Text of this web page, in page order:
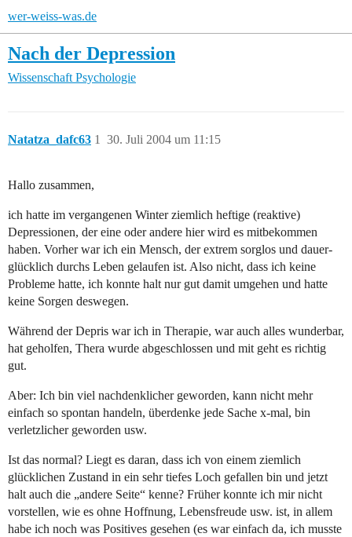
wer-weiss-was.de
Nach der Depression
Wissenschaft Psychologie
Natatza_dafc63 30. Juli 2004 um 11:15
1
Hallo zusammen,
ich hatte im vergangenen Winter ziemlich heftige (reaktive)
Depressionen, der eine oder andere hier wird es mitbekommen
haben. Vorher war ich ein Mensch, der extrem sorglos und dauer-
glücklich durchs Leben gelaufen ist. Also nicht, dass ich keine
Probleme hatte, ich konnte halt nur gut damit umgehen und hatte
keine Sorgen deswegen.
Während der Depris war ich in Therapie, war auch alles wunderbar,
hat geholfen, Thera wurde abgeschlossen und mit geht es richtig
gut.
Aber: Ich bin viel nachdenklicher geworden, kann nicht mehr
einfach so spontan handeln, überdenke jede Sache x-mal, bin
verletzlicher geworden usw.
Ist das normal? Liegt es daran, dass ich von einem ziemlich
glücklichen Zustand in ein sehr tiefes Loch gefallen bin und jetzt
halt auch die „andere Seite“ kenne? Früher konnte ich mir nicht
vorstellen, wie es ohne Hoffnung, Lebensfreude usw. ist, in allem
habe ich noch was Positives gesehen (es war einfach da, ich musste